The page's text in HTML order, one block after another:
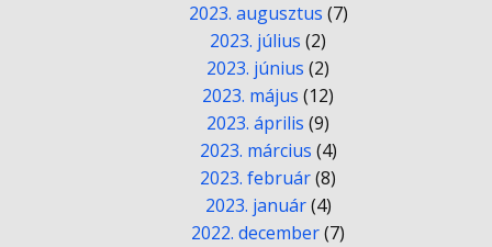
2023. augusztus (7)
2023. július (2)
2023. június (2)
2023. május (12)
2023. április (9)
2023. március (4)
2023. február(8)
2023. január(4)
2022. december(7)